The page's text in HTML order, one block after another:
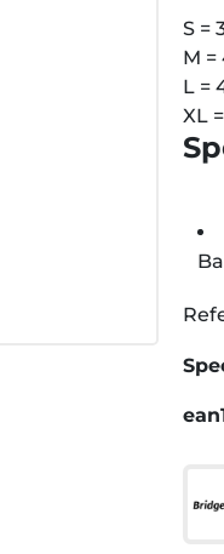
S =
M =
L =
XL